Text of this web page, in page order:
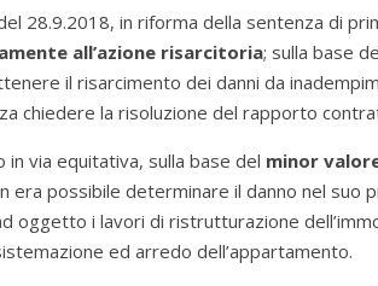
28.9.2018, in riforma della sentenza di
all’azione risarcitoria; sulla base
il risarcimento dei danni da
chiedere la risoluzione del rapporto
in via equitativa, sulla base del minor
era possibile determinare il danno nel suo
oggetto i lavori di ristrutturazione
ed arredo dell’appartamento.